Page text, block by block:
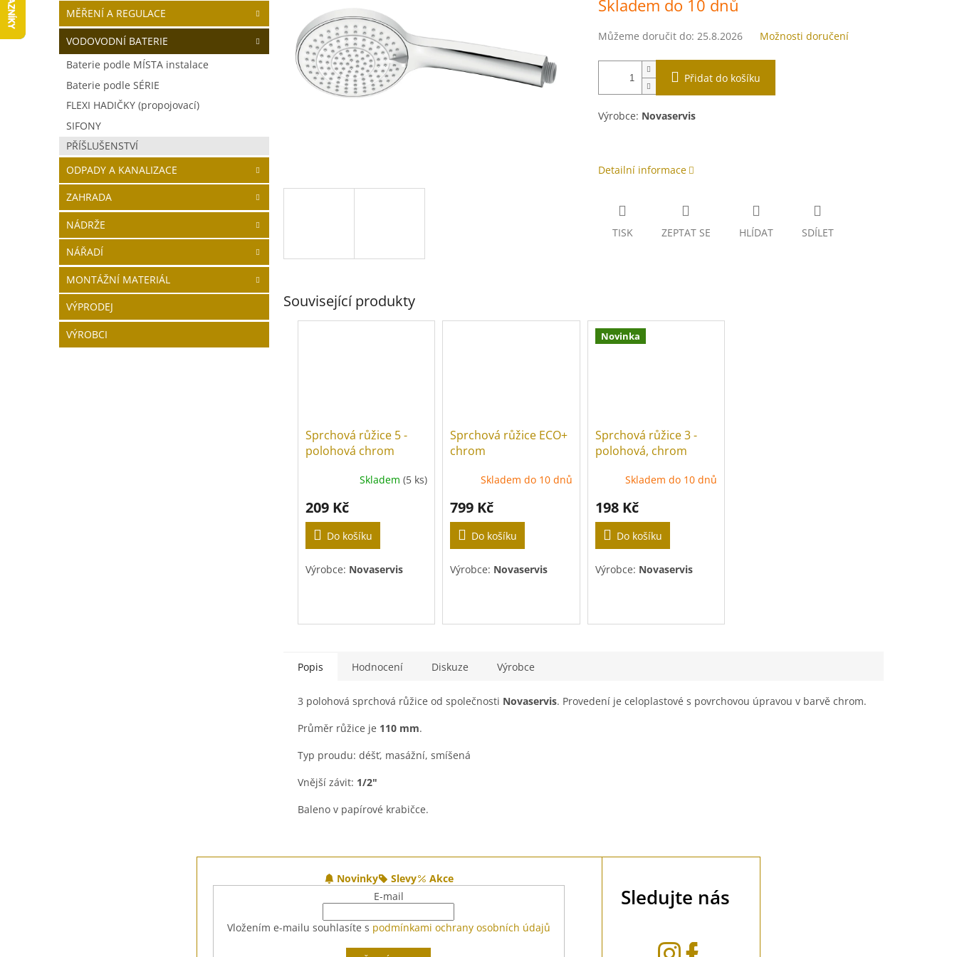
p
n
MĚŘENÍ A REGULACE
VODOVODNÍ BATERIE
Baterie podle MÍSTA instalace
Baterie podle SÉRIE
FLEXI HADIČKY (propojovací)
SIFONY
PŘÍŠLUŠENSTVÍ
ODPADY A KANALIZACE
ZAHRADA
NÁDRŽE
NÁŘADÍ
MONTÁŽNÍ MATERIÁL
VÝPRODEJ
VÝROBCI
hvězdiček.
cena:
Skladem do 10 dnů
Můžeme doručit do: 25.8.2026 Možnosti doručení
Přidat do košíku
Výrobce: Novaservis
Detailní informace
TISK ZEPTAT SE HLÍDAT SDÍLET
Související produkty
Sprchová růžice 5 -
polohová chrom
Skladem(5 ks)
209 Kč
Do košíku
Výrobce: Novaservis
Sprchová růžice ECO+
chrom
Skladem do 10 dnů
799 Kč
Do košíku
Výrobce: Novaservis
Novinka
Sprchová růžice 3 -
polohová, chrom
Skladem do 10 dnů
198 Kč
Do košíku
Výrobce: Novaservis
Popis Hodnocení Diskuze Výrobce
3 polohová sprchová růžice od společnosti Novaservis. Provedení je celoplastové s povrchovou úpravou v barvě chrom.
Průměr růžice je 110 mm.
Typ proudu: déšť, masážní, smíšená
Vnější závit: 1/2"
Baleno v papírové krabičce.
Novinky Slevy
Akce
E-mail
Vložením e-mailu souhlasíte s podmínkami ochrany osobních údajů
Sledujte nás